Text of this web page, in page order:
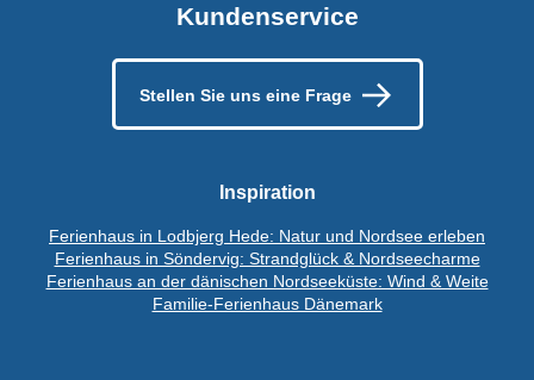
Kundenservice
Stellen Sie uns eine Frage
Inspiration
Ferienhaus in Lodbjerg Hede: Natur und Nordsee erleben
Ferienhaus in Söndervig: Strandglück & Nordseecharme
Ferienhaus an der dänischen Nordseeküste: Wind & Weite
Familie-Ferienhaus Dänemark